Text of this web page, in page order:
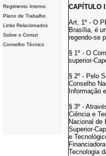
Regimento Interno
Plano de Trabalho
Links Relacionados
Sobre o Comut
Conselho Técnico
CAPÍTULO
Art. 1º - O
Brasília, é
regendo-se
§ 1º - O
superior-
§ 2º - Pelo
Conselho
Informação
§ 3º -
Ciência e
Nacional de
Superior-
e
Tecnologia